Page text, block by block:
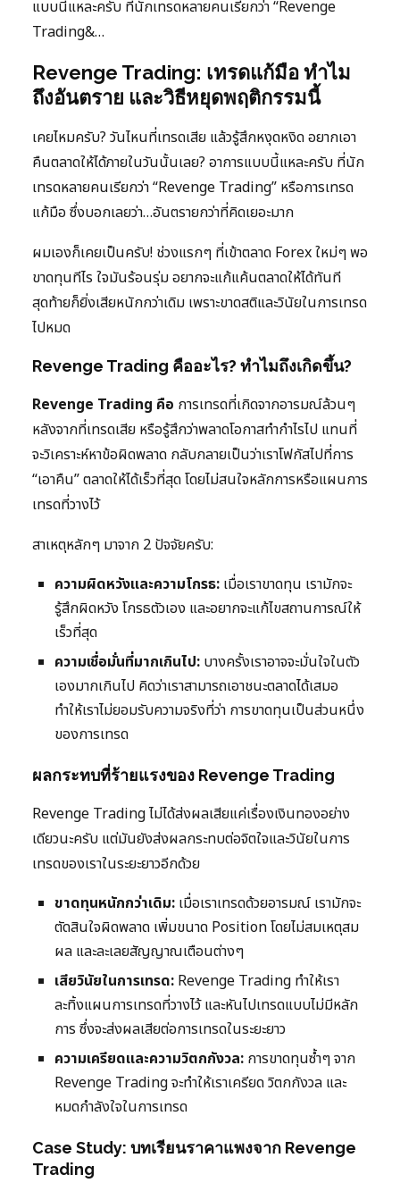
แบบนี้แหละครับ ที่นักเทรดหลายคนเรียกว่า “Revenge
Trading&…
Revenge Trading: เทรดแก้มือ ทำไม
ถึงอันตราย และวิธีหยุดพฤติกรรมนี้
เคยไหมครับ? วันไหนที่เทรดเสีย แล้วรู้สึกหงุดหงิด อยากเอา
คืนตลาดให้ได้ภายในวันนั้นเลย? อาการแบบนี้แหละครับ ที่นัก
เทรดหลายคนเรียกว่า “Revenge Trading” หรือการเทรด
แก้มือ ซึ่งบอกเลยว่า…อันตรายกว่าที่คิดเยอะมาก
ผมเองก็เคยเป็นครับ! ช่วงแรกๆ ที่เข้าตลาด Forex ใหม่ๆ พอ
ขาดทุนทีไร ใจมันร้อนรุ่ม อยากจะแก้แค้นตลาดให้ได้ทันที
สุดท้ายก็ยิ่งเสียหนักกว่าเดิม เพราะขาดสติและวินัยในการเทรด
ไปหมด
Revenge Trading คืออะไร? ทำไมถึงเกิดขึ้น?
Revenge Trading คือ การเทรดที่เกิดจากอารมณ์ล้วนๆ
หลังจากที่เทรดเสีย หรือรู้สึกว่าพลาดโอกาสทำกำไรไป แทนที่
จะวิเคราะห์หาข้อผิดพลาด กลับกลายเป็นว่าเราโฟกัสไปที่การ
“เอาคืน” ตลาดให้ได้เร็วที่สุด โดยไม่สนใจหลักการหรือแผนการ
เทรดที่วางไว้
สาเหตุหลักๆ มาจาก 2 ปัจจัยครับ:
ความผิดหวังและความโกรธ: เมื่อเราขาดทุน เรามักจะ
รู้สึกผิดหวัง โกรธตัวเอง และอยากจะแก้ไขสถานการณ์ให้
เร็วที่สุด
ความเชื่อมั่นที่มากเกินไป: บางครั้งเราอาจจะมั่นใจในตัว
เองมากเกินไป คิดว่าเราสามารถเอาชนะตลาดได้เสมอ
ทำให้เราไม่ยอมรับความจริงที่ว่า การขาดทุนเป็นส่วนหนึ่ง
ของการเทรด
ผลกระทบที่ร้ายแรงของ Revenge Trading
Revenge Trading ไม่ได้ส่งผลเสียแค่เรื่องเงินทองอย่าง
เดียวนะครับ แต่มันยังส่งผลกระทบต่อจิตใจและวินัยในการ
เทรดของเราในระยะยาวอีกด้วย
ขาดทุนหนักกว่าเดิม: เมื่อเราเทรดด้วยอารมณ์ เรามักจะ
ตัดสินใจผิดพลาด เพิ่มขนาด Position โดยไม่สมเหตุสม
ผล และละเลยสัญญาณเตือนต่างๆ
เสียวินัยในการเทรด: Revenge Trading ทำให้เรา
ละทิ้งแผนการเทรดที่วางไว้ และหันไปเทรดแบบไม่มีหลัก
การ ซึ่งจะส่งผลเสียต่อการเทรดในระยะยาว
ความเครียดและความวิตกกังวล: การขาดทุนซ้ำๆ จาก
Revenge Trading จะทำให้เราเครียด วิตกกังวล และ
หมดกำลังใจในการเทรด
Case Study: บทเรียนราคาแพงจาก Revenge
Trading